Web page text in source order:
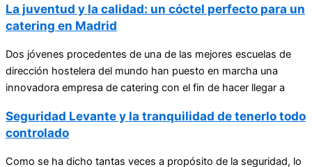
La juventud y la calidad: un cóctel perfecto para un
catering en Madrid
Dos jóvenes procedentes de una de las mejores escuelas de
dirección hostelera del mundo han puesto en marcha una
innovadora empresa de catering con el fin de hacer llegar a
Seguridad Levante y la tranquilidad de tenerlo todo
controlado
Como se ha dicho tantas veces a propósito de la seguridad, lo